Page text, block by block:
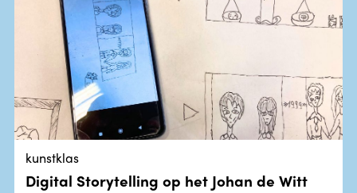
kunstklas
Digital Storytelling op het Johan de Witt